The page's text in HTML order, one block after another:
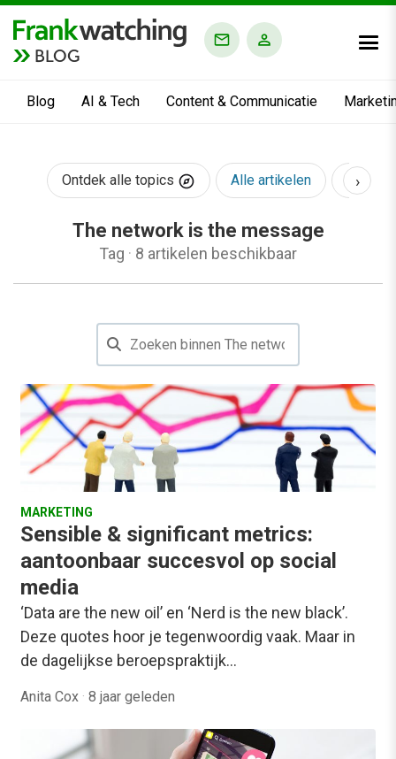
BLOG
Blog AI & Tech Content & Communicatie
Ontdek alle topics Alle artikelen AI &
›
The network is the message
Tag · 8 artikelen beschikbaar
MARKETING
Sensible & significant metrics:
aantoonbaar succesvol op social
media
‘Data are the new oil’ en ‘Nerd is the new black’.
Deze quotes hoor je tegenwoordig vaak. Maar in
de dagelijkse beroepspraktijk…
Anita Cox · 8 jaar geleden